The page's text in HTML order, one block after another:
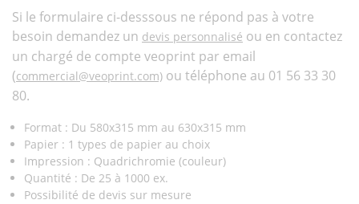
Si le formulaire ci-desssous ne répond pas à votre
besoin demandez un devis personnalisé ou en contactez
un chargé de compte veoprint par email
(commercial@veoprint.com) ou téléphone au 01 56 33 30
80.
Format : Du 580x315 mm au 630x315 mm
Papier : 1 types de papier au choix
Impression : Quadrichromie (couleur)
Quantité : De 25 à 1000 ex.
Possibilité de devis sur mesure